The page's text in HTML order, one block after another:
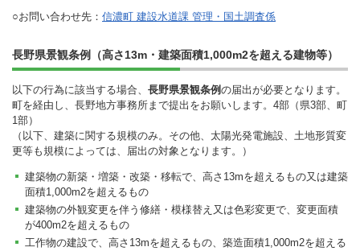
○お問い合わせ先： 信濃町 建設水道課 管理・国土調査係
長野県景観条例（高さ13m・建築面積1,000m2を超える建物等）
以下の行為に該当する場合、 長野県景観条例の届出が必要となります。
町を経由し、長野地方事務所まで提出をお願いします。4部（県3部、町
1部）
（以下、建築に関する規模のみ。その他、太陽光発電施設、土地形質変
更等も規模によっては、届出の対象となります。）
建築物の新築・増築・改築・移転で、高さ13mを超えるもの又は建築
面積1,000m2を超えるもの
建築物の外観変更を伴う修繕・模様替え又は色彩変更で、変更面積
が400m2を超えるもの
工作物の建設で、高さ13mを超えるもの、築造面積1,000m2を超える